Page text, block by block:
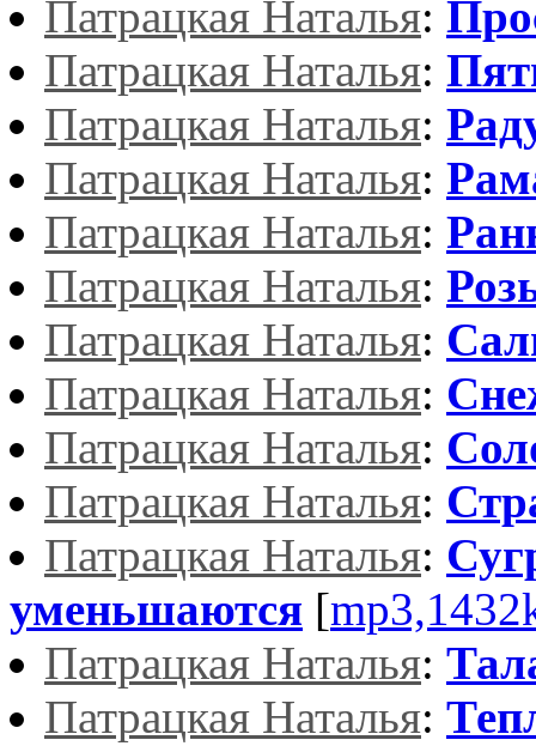
Патрацкая Наталья:
Патрацкая Наталья:
Патрацкая Наталья:
Патрацкая Наталья:
Патрацкая Наталья:
Патрацкая Наталья:
Патрацкая Наталья:
Патрацкая Наталья:
Патрацкая Наталья:
Патрацкая Наталья:
Патрацкая Наталья:
уменьшаются [
Патрацкая Наталья:
Патрацкая Наталья: